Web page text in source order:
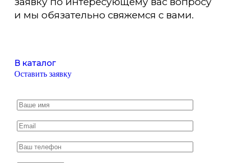
и мы обязательно свяжемся с вами.
В каталог
Оставить заявку